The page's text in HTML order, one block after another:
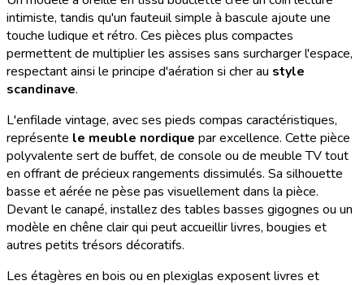
intimiste, tandis qu'un fauteuil simple à bascule ajoute une
touche ludique et rétro. Ces pièces plus compactes
permettent de multiplier les assises sans surcharger l'espace,
respectant ainsi le principe d'aération si cher au style
scandinave.
L'enfilade vintage, avec ses pieds compas caractéristiques,
représente le meuble nordique par excellence. Cette pièce
polyvalente sert de buffet, de console ou de meuble TV tout
en offrant de précieux rangements dissimulés. Sa silhouette
basse et aérée ne pèse pas visuellement dans la pièce.
Devant le canapé, installez des tables basses gigognes ou un
modèle en chêne clair qui peut accueillir livres, bougies et
autres petits trésors décoratifs.
Les étagères en bois ou en plexiglas exposent livres et